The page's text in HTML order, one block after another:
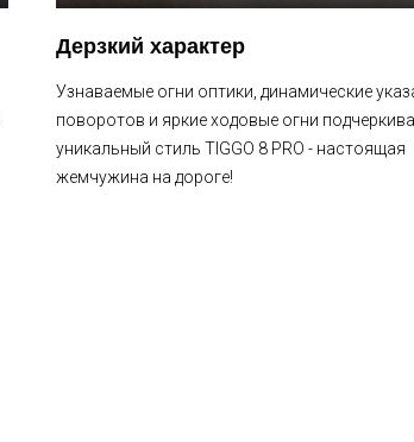
Дерзкий характер
Узнаваемые огни оптики, динамические
поворотов и яркие ходовые огни
уникальный стиль TIGGO 8 PRO - настоящая
жемчужина на дороге!